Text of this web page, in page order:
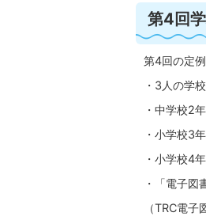
第4回
第4回の定
・3人の学
・中学校2
・小学校3
・小学校4
・「電子図
（TRC電子